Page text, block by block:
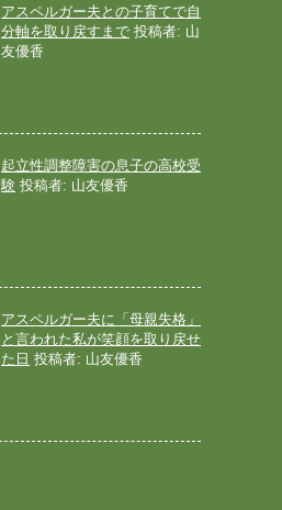
アスペルガー夫との子育てで自
分軸を取り戻すまで 投稿者: 山
友優香
起立性調整障害の息子の高校受
験 投稿者: 山友優香
アスペルガー夫に「母親失格」
と言われた私が笑顔を取り戻せ
た日 投稿者: 山友優香